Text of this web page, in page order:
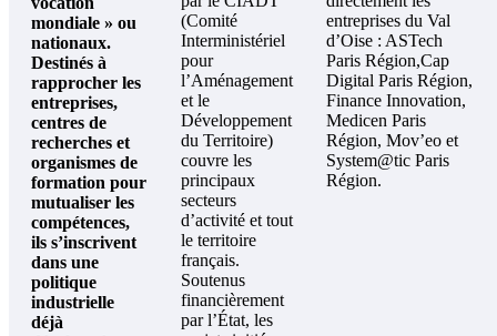
mondiale » ou
nationaux.
Destinés à
rapprocher les
entreprises,
centres de
recherches et
organismes de
formation pour
mutualiser les
compétences,
ils s’inscrivent
dans une
politique
industrielle
déjà
(Comité
Interministériel
pour
l’Aménagement
et le
Développement
du Territoire)
couvre les
principaux
secteurs
d’activité et tout
le territoire
français.
Soutenus
financièrement
par l’État, les
entreprises du Val
d’Oise : ASTech
Paris Région,Cap
Digital Paris Région,
Finance Innovation,
Medicen Paris
Région, Mov’eo et
System@tic Paris
Région.